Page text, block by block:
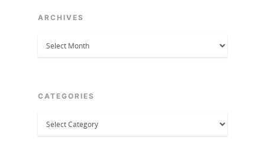
ARCHIVES
Archives
CATEGORIES
Categories